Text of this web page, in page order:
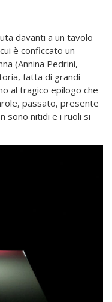
davanti a un tavolo
è conficcato un
(Annina Pedrini,
fatta di grandi
al tragico epilogo che
passato, presente
sono nitidi e i ruoli si